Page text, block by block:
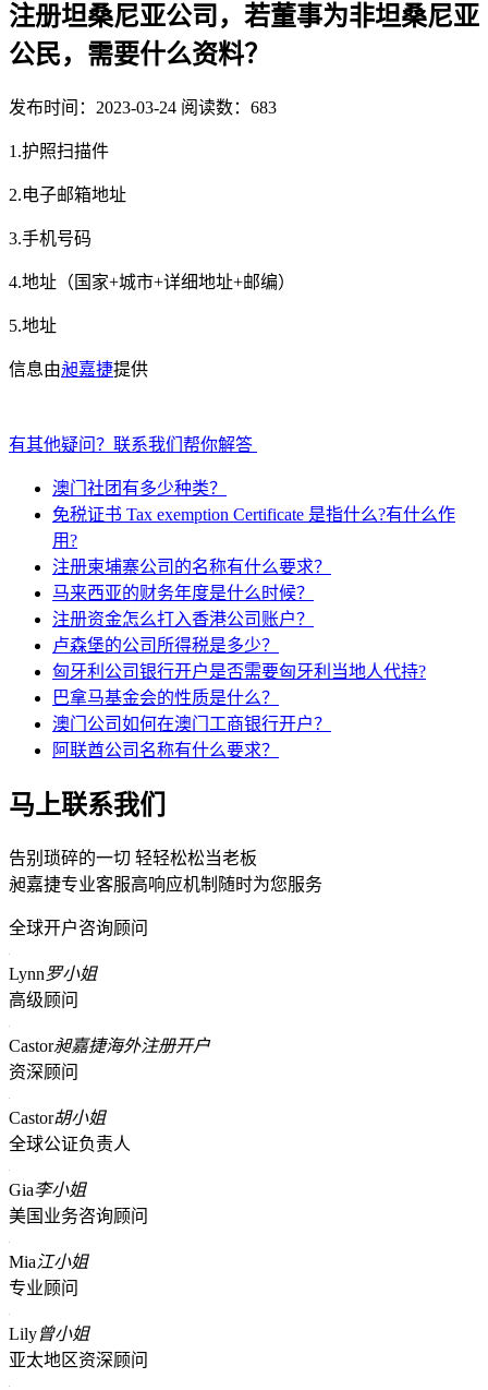
注册坦桑尼亚公司，若董事为非坦桑尼亚
公民，需要什么资料？
发布时间：2023-03-24 阅读数：683
1.护照扫描件
2.电子邮箱地址
3.手机号码
4.地址（国家+城市+详细地址+邮编）
5.地址
信息由昶嘉捷提供
有其他疑问？联系我们帮你解答
澳门社团有多少种类？
免税证书 Tax exemption Certificate 是指什么?有什么作
用?
注册柬埔寨公司的名称有什么要求？
马来西亚的财务年度是什么时候？
注册资金怎么打入香港公司账户？
卢森堡的公司所得税是多少？
匈牙利公司银行开户是否需要匈牙利当地人代持?
巴拿马基金会的性质是什么？
澳门公司如何在澳门工商银行开户？
阿联酋公司名称有什么要求？
马上联系我们
告别琐碎的一切 轻轻松松当老板
昶嘉捷专业客服高响应机制随时为您服务
全球开户咨询顾问
Lynn罗小姐
高级顾问
Castor昶嘉捷海外注册开户
资深顾问
Castor胡小姐
全球公证负责人
Gia李小姐
美国业务咨询顾问
Mia江小姐
专业顾问
Lily曾小姐
亚太地区资深顾问